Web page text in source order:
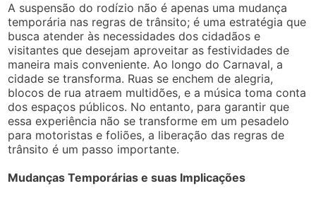
A suspensão do rodízio não é apenas uma mudança
temporária nas regras de trânsito; é uma estratégia que
busca atender às necessidades dos cidadãos e
visitantes que desejam aproveitar as festividades de
maneira mais conveniente. Ao longo do Carnaval, a
cidade se transforma. Ruas se enchem de alegria,
blocos de rua atraem multidões, e a música toma conta
dos espaços públicos. No entanto, para garantir que
essa experiência não se transforme em um pesadelo
para motoristas e foliões, a liberação das regras de
trânsito é um passo importante.
Mudanças Temporárias e suas Implicações